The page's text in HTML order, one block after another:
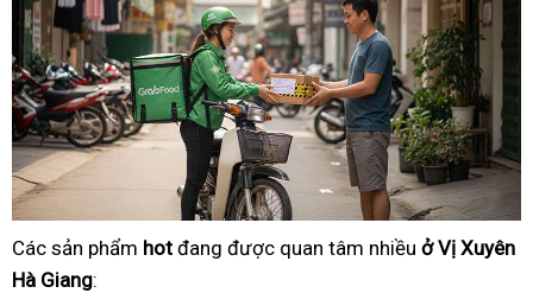
Các sản phẩm hot đang được quan tâm nhiều ở Vị Xuyên
Hà Giang: